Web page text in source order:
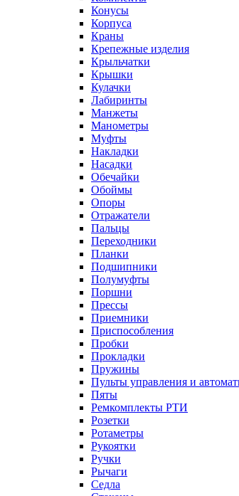
Конусы
Корпуса
Краны
Крепежные изделия
Крыльчатки
Крышки
Кулачки
Лабиринты
Манжеты
Манометры
Муфты
Накладки
Насадки
Обечайки
Обоймы
Опоры
Отражатели
Пальцы
Переходники
Планки
Подшипники
Полумуфты
Поршни
Прессы
Приемники
Приспособления
Пробки
Прокладки
Пружины
Пульты управления и
Пяты
Ремкомплекты РТИ
Розетки
Ротаметры
Рукоятки
Ручки
Рычаги
Седла